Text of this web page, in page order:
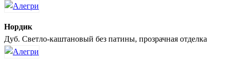
Нордик
Дуб. Светло-каштановый без патины, прозрачная отделка